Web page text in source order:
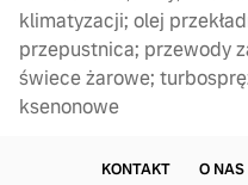
klimatyzacji; olej
przepustnica; przewody
świece żarowe;
ksenonowe
KONTAKT O NAS